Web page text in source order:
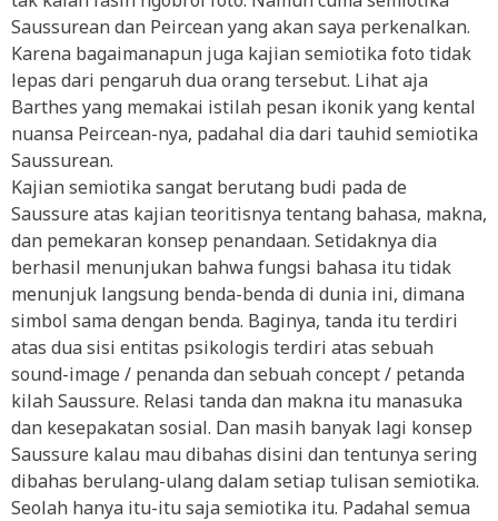
Saussurean dan Peircean yang akan saya perkenalkan.
Karena bagaimanapun juga kajian semiotika foto tidak
lepas dari pengaruh dua orang tersebut. Lihat aja
Barthes yang memakai istilah pesan ikonik yang kental
nuansa Peircean-nya, padahal dia dari tauhid semiotika
Saussurean.
Kajian semiotika sangat berutang budi pada de
Saussure atas kajian teoritisnya tentang bahasa, makna,
dan pemekaran konsep penandaan. Setidaknya dia
berhasil menunjukan bahwa fungsi bahasa itu tidak
menunjuk langsung benda-benda di dunia ini, dimana
simbol sama dengan benda. Baginya, tanda itu terdiri
atas dua sisi entitas psikologis terdiri atas sebuah
sound-image / penanda dan sebuah concept / petanda
kilah Saussure. Relasi tanda dan makna itu manasuka
dan kesepakatan sosial. Dan masih banyak lagi konsep
Saussure kalau mau dibahas disini dan tentunya sering
dibahas berulang-ulang dalam setiap tulisan semiotika.
Seolah hanya itu-itu saja semiotika itu. Padahal semua